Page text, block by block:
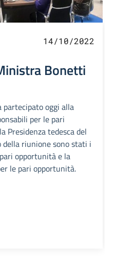
14/10/2022
Bonetti
oggi alla
per le pari
Presidenza tedesca del
riunione sono stati i
opportunità e la
le pari opportunità.